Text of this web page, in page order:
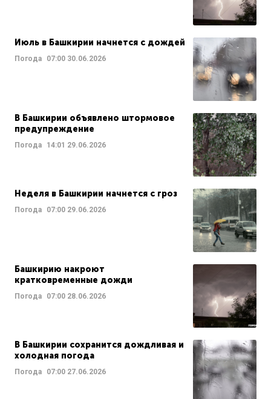
Июль в Башкирии начнется с дождей
Погода 07:00 30.06.2026
В Башкирии объявлено штормовое
предупреждение
Погода 14:01 29.06.2026
Неделя в Башкирии начнется с гроз
Погода 07:00 29.06.2026
Башкирию накроют
кратковременные дожди
Погода 07:00 28.06.2026
В Башкирии сохранится дождливая и
холодная погода
Погода 07:00 27.06.2026